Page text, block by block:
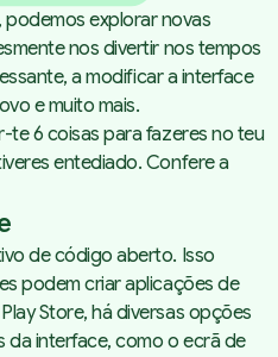
podemos explorar novas
nos divertir nos tempos
a modificar a interface
e muito mais.
te 6 coisas para fazeres no teu
entediado. Confere a
de código aberto. Isso
podem criar aplicações de
Store, há diversas opções
da interface, como o ecrã de